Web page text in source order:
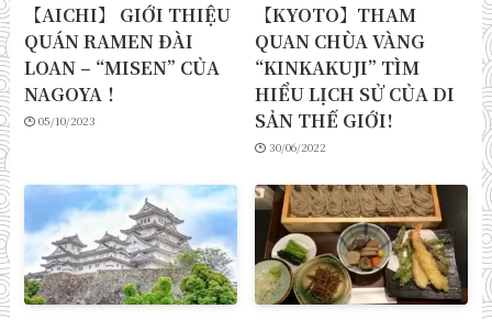
【AICHI】 GIỚI THIỆU
QUÁN RAMEN ĐÀI
LOAN – “MISEN” CỦA
NAGOYA！
05/10/2023
【KYOTO】THAM
QUAN CHÙA VÀNG
“KINKAKUJI” TÌM
HIỂU LỊCH SỬ CỦA DI
SẢN THẾ GIỚI!
30/06/2022